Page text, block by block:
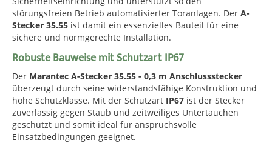
störungsfreien Betrieb automatisierter Toranlagen. Der A-
Stecker 35.55 ist damit ein essenzielles Bauteil für eine
sichere und normgerechte Installation.
Robuste Bauweise mit Schutzart IP67
Der Marantec A-Stecker 35.55 - 0,3 m Anschlussstecker
überzeugt durch seine widerstandsfähige Konstruktion und
hohe Schutzklasse. Mit der Schutzart IP67 ist der Stecker
zuverlässig gegen Staub und zeitweiliges Untertauchen
geschützt und somit ideal für anspruchsvolle
Einsatzbedingungen geeignet.